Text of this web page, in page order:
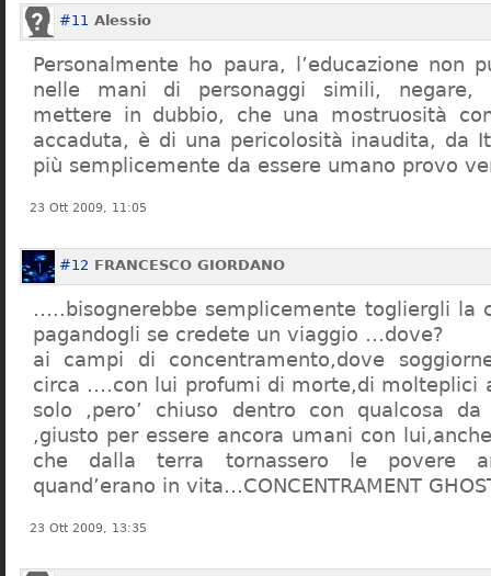
#11 Alessio
Personalmente ho paura, l’educazione non
nelle mani di personaggi simili, negare,
mettere in dubbio, che una mostruosità
accaduta, è di una pericolosità inaudita, da
più semplicemente da essere umano provo
23 Ott 2009, 11:05
#12 FRANCESCO GIORDANO
…..bisognerebbe semplicemente togliergli la
pagandogli se credete un viaggio …dove?
ai campi di concentramento,dove
circa ….con lui profumi di morte,di molteplici
solo ,pero’ chiuso dentro con qualcosa
,giusto per essere ancora umani con
che dalla terra tornassero le povere
quand’erano in vita…CONCENTRAMENT
23 Ott 2009, 13:35